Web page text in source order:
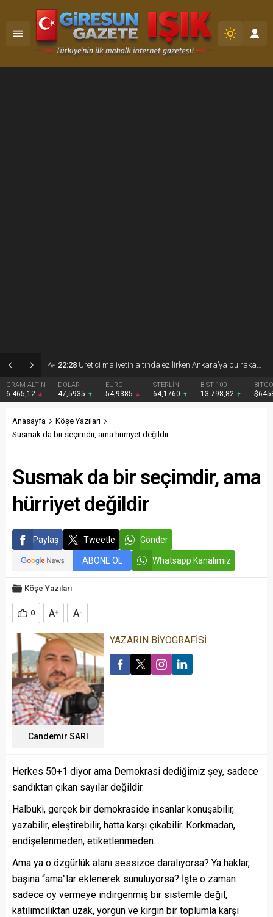
17:45 Karan: Fındık fiyatı üretici için yıkımdır
DOLAR
47,5935
EURO
54,9385
STERLİN
64,1760
BIST 100
13.798,82
BITCOIN
$64582
Anasayfa
Köşe Yazıları
Susmak da bir seçimdir, ama hürriyet değildir
Susmak da bir seçimdir, ama
hürriyet değildir
Paylaş Tweetle Gönder
ABONE OL Whatsapp Kanalımız
Köşe Yazıları
0 A+ A-
Candemir SARI
YAZARIN BİYOGRAFİSİ
Herkes 50+1 diyor ama Demokrasi dediğimiz şey, sadece
sandıktan çıkan sayılar değildir.
Halbuki, gerçek bir demokraside insanlar konuşabilir,
yazabilir, eleştirebilir, hatta karşı çıkabilir. Korkmadan,
endişelenmeden, etiketlenmeden…
Ama ya o özgürlük alanı sessizce daralıyorsa? Ya haklar,
başına “ama”lar eklenerek sunuluyorsa? İşte o zaman
sadece oy vermeye indirgenmiş bir sistemle değil,
katılımcılıktan uzak, yorgun ve kırgın bir toplumla karşı